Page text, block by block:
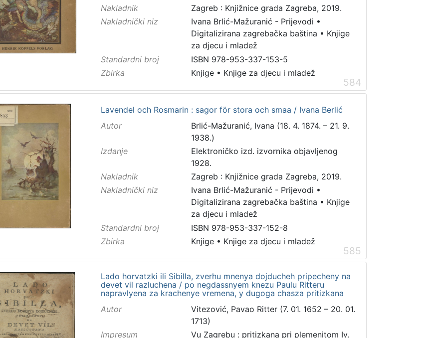
Nakladnik
Zagreb : Knjižnice grada Zagreba, 2019.
Nakladnički niz
Ivana Brlić-Mažuranić - Prijevodi •
Digitalizirana zagrebačka baština • Knjige
za djecu i mladež
Standardni broj
ISBN 978-953-337-153-5
Zbirka
Knjige• Knjige za djecu i mladež
584
Lavendel och Rosmarin : sagor för stora och smaa / Ivana Berlić
Autor
Brlić-Mažuranić, Ivana (18. 4. 1874. – 21. 9.
1938.)
Izdanje
Elektroničko izd. izvornika objavljenog
1928.
Nakladnik
Zagreb : Knjižnice grada Zagreba, 2019.
Nakladnički niz
Ivana Brlić-Mažuranić - Prijevodi •
Digitalizirana zagrebačka baština • Knjige
za djecu i mladež
Standardni broj
ISBN 978-953-337-152-8
Zbirka
Knjige• Knjige za djecu i mladež
585
Lado horvatzki ili Sibilla, zverhu mnenya dojducheh pripecheny na
devet vil razluchena / po negdassnyem knezu Paulu Ritteru
napravlyena za krachenye vremena, y dugoga chasza pritizkana
Autor
Vitezović, Pavao Ritter (7. 01. 1652 – 20. 01.
1713)
Impresum
Vu Zagrebu : pritizkana pri plemenitom Iv.